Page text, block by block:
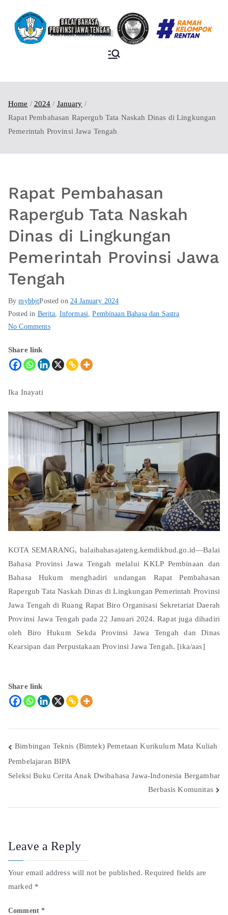
TENGAH
Home 2024
January
Rapat Pembahasan Rapergub Tata Naskah Dinas di Lingkungan
Pemerintah Provinsi Jawa Tengah
Rapat Pembahasan
Rapergub Tata Naskah
Dinas di Lingkungan
Pemerintah Provinsi Jawa
Tengah
BymybbjtPosted on 24 January 2024
Posted in Berita Informasi ,Pembinaan Bahasa dan Sastra
No Comments
Share link
Ika Inayati
KOTA SEMARANG, balaibahasajateng.kemdikbud.go.id—Balai
Bahasa Provinsi Jawa Tengah melalui KKLP Pembinaan dan
Bahasa Hukum menghadiri undangan Rapat Pembahasan
Rapergub Tata Naskah Dinas di Lingkungan Pemerintah Provinsi
Jawa Tengah di Ruang Rapat Biro Organisasi Sekretariat Daerah
Provinsi Jawa Tengah pada 22 Januari 2024. Rapat juga dihadiri
oleh Biro Hukum Sekda Provinsi Jawa Tengah dan Dinas
Kearsipan dan Perpustakaan Provinsi Jawa Tengah. [ika/aas]
Share link
Bimbingan Teknis (Bimtek) Pemetaan Kurikulum Mata Kuliah
Pembelajaran BIPA
Seleksi Buku Cerita Anak Dwibahasa Jawa-Indonesia Bergambar
Berbasis Komunitas
Leave a Reply
Your email address will not be published. Required fields are
marked *
Comment*